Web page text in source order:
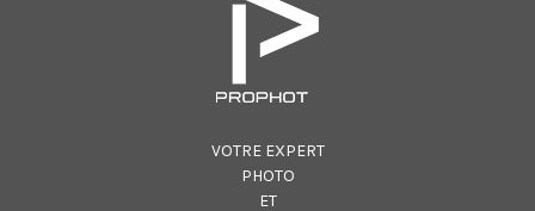
VOTRE EXPERT
PHOTO
ET